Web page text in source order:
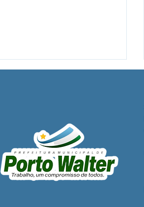
Porto Walter conquista 3º
lugar em evolução da
Alfabetização no Acre